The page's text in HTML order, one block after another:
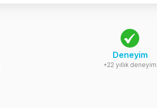
Deneyim
+22 yıllık deneyim